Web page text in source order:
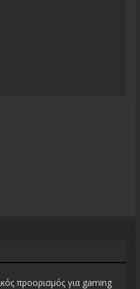
προορισμός για gaming